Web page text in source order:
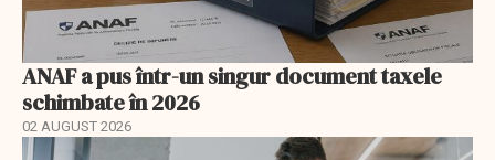
ANAF a pus într-un singur document taxele
schimbate în 2026
02 AUGUST 2026